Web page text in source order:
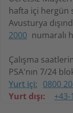
hafta içi hergün
Avusturya
2000 numaralı
Çalışma
PSA'nın 7/24
Yurt içi: 0800
Yurt dışı:
+43-